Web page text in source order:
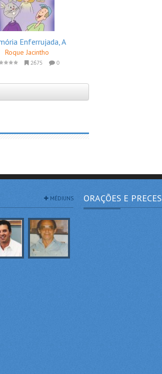
Enferrujada, A
Roque Jacintho
2675 0
MÉDIUNS ORAÇÕES E PRECES